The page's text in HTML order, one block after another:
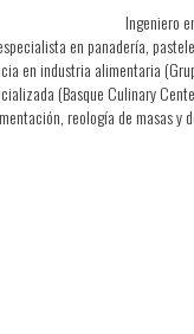
Ingeniero
en panadería,
en industria alimentaria
(Basque Culinary
reología de masas y